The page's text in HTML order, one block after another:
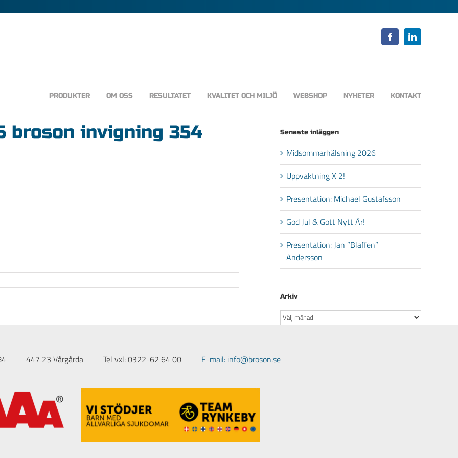
FacebookLinkedIn
PRODUKTER OM OSS RESULTATET KVALITET OCH MILJÖ WEBSHOP NYHETER KONTAKT
broson invigning 354 Senaste inläggen
Midsommarhälsning 2026
Uppvaktning X 2!
Presentation: Michael Gustafsson
God Jul & Gott Nytt År!
Presentation: Jan ”Blaffen”
Andersson
Arkiv
Arkiv
447 23 Vårgårda Tel vxl: 0322-62 64 00 E-mail: info@broson.se